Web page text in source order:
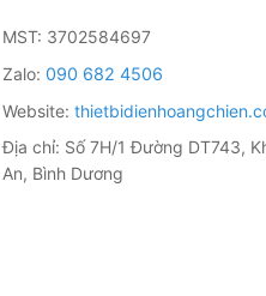
MST: 3702584697
Zalo: 090 682 4506
Website:
Địa chỉ: Số 7H/1 Đường DT743,
An, Bình Dương